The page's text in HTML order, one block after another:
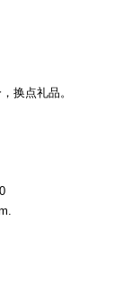
换点礼品。
.